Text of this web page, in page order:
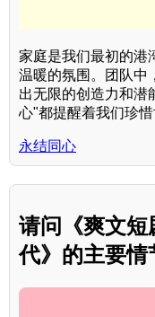
家庭是我们最初的港
温暖的氛围。团队中
出无限的创造力和潜
心"都提醒着我们珍
永结同心
请问《爽文短
代》的主要情